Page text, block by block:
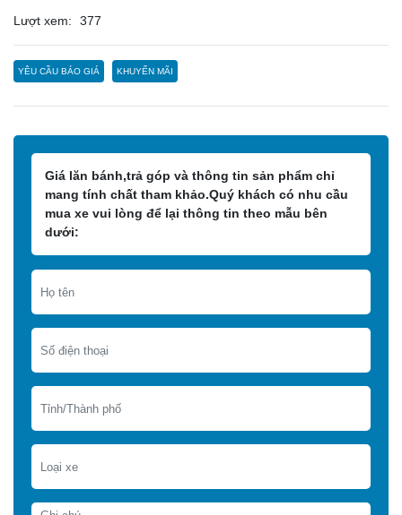
Lượt xem: 377
YÊU CẦU BÁO GIÁ KHUYẾN MÃI
Giá lăn bánh,trả góp và thông tin sản phẩm chỉ
mang tính chất tham khảo.Quý khách có nhu cầu
mua xe vui lòng để lại thông tin theo mẫu bên
dưới: